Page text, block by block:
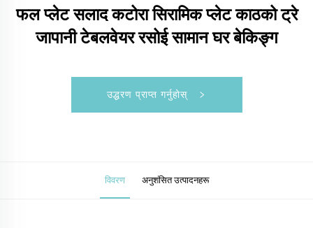
फल प्लेट सलाद कटोरा सिरामिक प्लेट काठको ट्रे
जापानी टेबलवेयर रसोई सामान घर बेकिङ्ग
उद्धरण प्राप्त गर्नुहोस्
विवरण अनुशंसित उत्पादनहरू